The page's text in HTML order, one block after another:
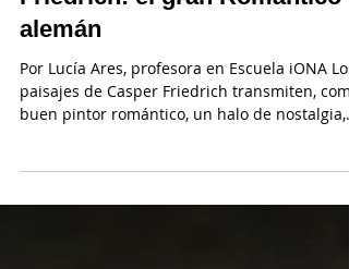
18 jun 2024
Friedrich: el gran Romántico
alemán
buen pintor romántico, un halo de nostalgia,...